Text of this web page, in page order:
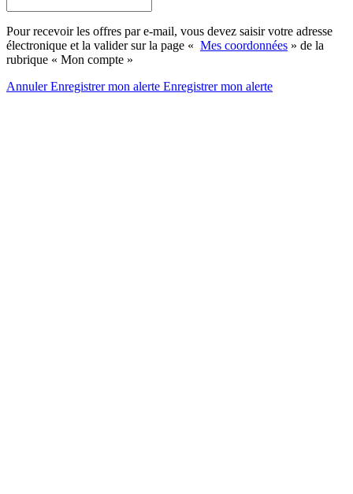
Pour recevoir les offres par e-mail, vous devez saisir votre adresse
électronique et la valider sur la page « Mes coordonnées » de la
rubrique « Mon compte »
AnnulerEnregistrer mon alerte Enregistrermon alerte